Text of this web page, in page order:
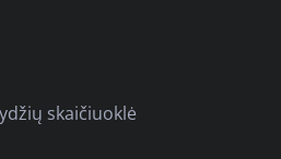
skaičiuoklė